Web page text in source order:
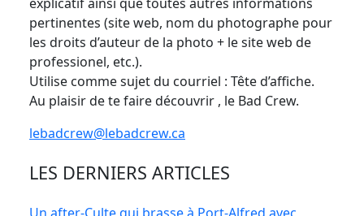
pertinentes (site web, nom du photographe pour
les droits d’auteur de la photo + le site web de
professionel, etc.).
Utilise comme sujet du courriel : Tête d’affiche.
Au plaisir de te faire découvrir , le Bad Crew.
lebadcrew@lebadcrew.ca
LES DERNIERS ARTICLES